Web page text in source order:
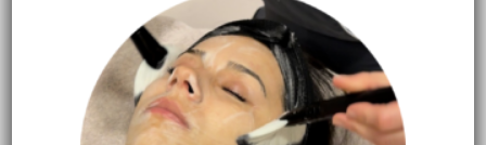
GERELATEERDE PRODUCTEN